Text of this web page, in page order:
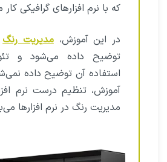
که با نرم افزارهای گرافیکی
در این آموزش،مدیریت رنگ
توضیح داده می‌شود و
استفاده آن توضیح داده
آموزش، تنظیم درست نرم
مدیریت رنگ در نرم افزارها